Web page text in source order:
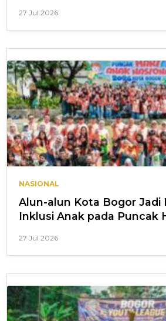
27 Jul 2026
NASIONAL
Alun-alun Kota Bogor Jadi
Inklusi Anak pada Puncak
27 Jul 2026